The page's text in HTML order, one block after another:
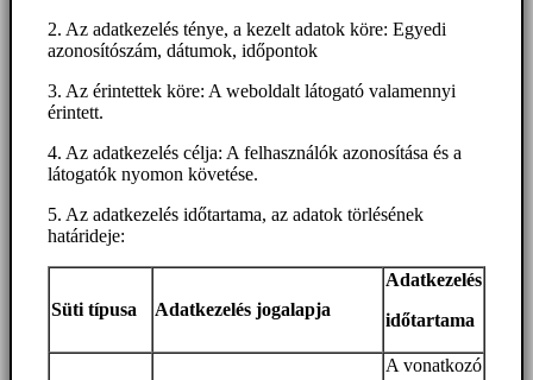
2. Az adatkezelés ténye, a kezelt adatok köre: Egyedi
azonosítószám, dátumok, időpontok
3. Az érintettek köre: A weboldalt látogató valamennyi
érintett.
4. Az adatkezelés célja: A felhasználók azonosítása és a
látogatók nyomon követése.
5. Az adatkezelés időtartama, az adatok törlésének
határideje:
Süti típusa Adatkezelés jogalapja
Adatkezelés
időtartama
A vonatkozó